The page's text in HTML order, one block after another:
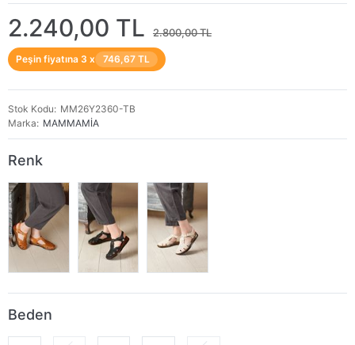
2.240,00 TL 2.800,00 TL
Peşin fiyatına 3 x 746,67 TL
Stok Kodu
MM26Y2360-TB
Marka
MAMMAMİA
Renk
Beden